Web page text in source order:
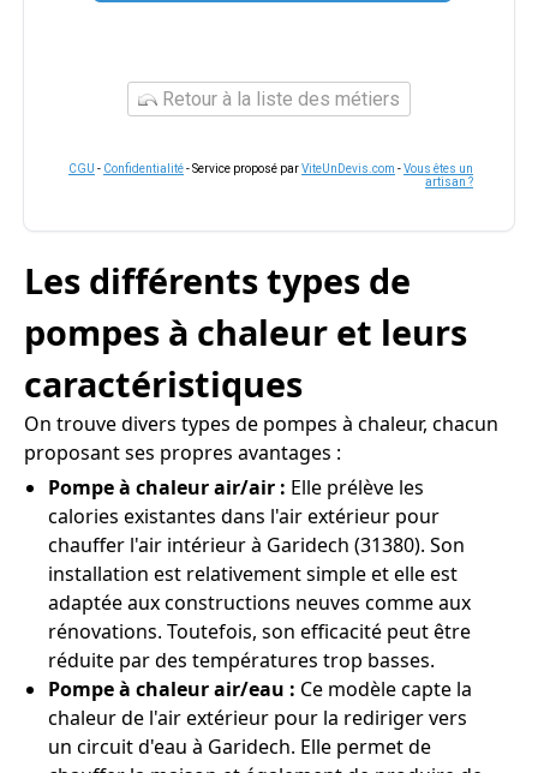
Retour à la liste des métiers
CGU - Confidentialité- Service proposé parViteUnDevis.com -Vous êtes un
artisan ?
Les différents types de
pompes à chaleur et leurs
caractéristiques
On trouve divers types de pompes à chaleur, chacun
proposant ses propres avantages :
Pompe à chaleur air/air : Elle prélève les
calories existantes dans l'air extérieur pour
chauffer l'air intérieur à Garidech (31380). Son
installation est relativement simple et elle est
adaptée aux constructions neuves comme aux
rénovations. Toutefois, son efficacité peut être
réduite par des températures trop basses.
Pompe à chaleur air/eau : Ce modèle capte la
chaleur de l'air extérieur pour la rediriger vers
un circuit d'eau à Garidech. Elle permet de